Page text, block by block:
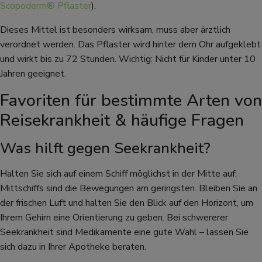
Scopoderm® Pflaster).
Dieses Mittel ist besonders wirksam, muss aber ärztlich
verordnet werden. Das Pflaster wird hinter dem Ohr aufgeklebt
und wirkt bis zu 72 Stunden. Wichtig: Nicht für Kinder unter 10
Jahren geeignet.
Favoriten für bestimmte Arten von
Reisekrankheit & häufige Fragen
Was hilft gegen Seekrankheit?
Halten Sie sich auf einem Schiff möglichst in der Mitte auf:
Mittschiffs sind die Bewegungen am geringsten. Bleiben Sie an
der frischen Luft und halten Sie den Blick auf den Horizont, um
Ihrem Gehirn eine Orientierung zu geben. Bei schwererer
Seekrankheit sind Medikamente eine gute Wahl – lassen Sie
sich dazu in Ihrer Apotheke beraten.